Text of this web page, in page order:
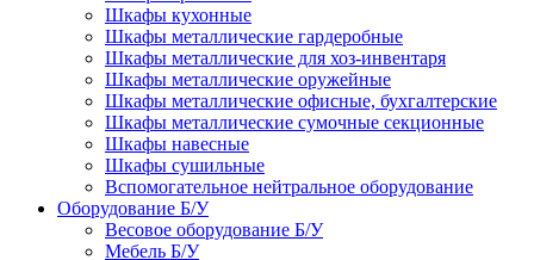
Шкафы кухонные
Шкафы металлические гардеробные
Шкафы металлические для хоз-инвентаря
Шкафы металлические оружейные
Шкафы металлические офисные, бухгалтерские
Шкафы металлические сумочные секционные
Шкафы навесные
Шкафы сушильные
Вспомогательное нейтральное оборудование
Оборудование Б/У
Весовое оборудование Б/У
Мебель Б/У